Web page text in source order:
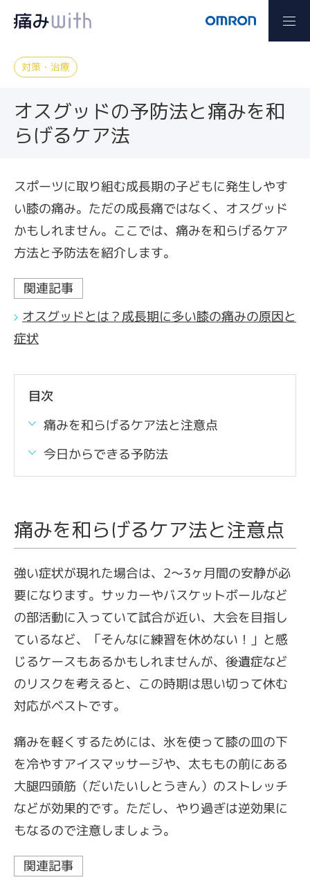
対策・治療
オスグッドの予防法と痛みを和
らげるケア法
スポーツに取り組む成長期の子どもに発生しやす
い膝の痛み。ただの成長痛ではなく、オスグッド
かもしれません。ここでは、痛みを和らげるケア
方法と予防法を紹介します。
関連記事
オスグッドとは？成長期に多い膝の痛みの原因と
症状
目次
痛みを和らげるケア法と注意点
今日からできる予防法
痛みを和らげるケア法と注意点
強い症状が現れた場合は、2～3ヶ月間の安静が必
要になります。サッカーやバスケットボールなど
の部活動に入っていて試合が近い、大会を目指し
ているなど、「そんなに練習を休めない！」と感
じるケースもあるかもしれませんが、後遺症など
のリスクを考えると、この時期は思い切って休む
対応がベストです。
痛みを軽くするためには、氷を使って膝の皿の下
を冷やすアイスマッサージや、太ももの前にある
大腿四頭筋（だいたいしとうきん）のストレッチ
などが効果的です。ただし、やり過ぎは逆効果に
もなるので注意しましょう。
関連記事